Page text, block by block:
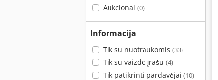
Aukcionai (0)
Informacija
Tik su nuotraukomis (33)
Tik su vaizdo įrašu (4)
Tik patikrinti pardavėjai (10)